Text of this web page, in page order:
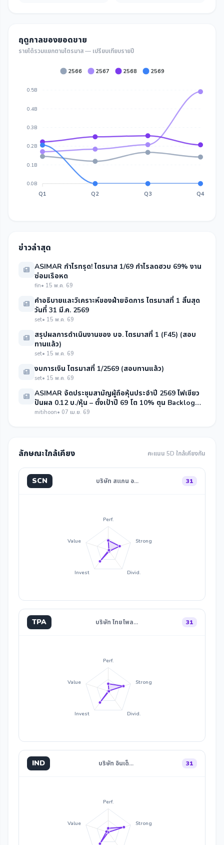
ฤดูกาลของยอดขาย
รายได้รวมแยกตามไตรมาส — เปรียบเทียบรายปี
2566 2567 2568 2569
0.5B
0.4B
0.3B
0.2B
0.1B
0.0B
Q1 Q2 Q3 Q4
ข่าวล่าสุด
ASIMAR กำไรทรุด! ไตรมาส 1/69 กำไรลดฮวบ 69% งาน
ซ่อมเรือหด
fin• 15 พ.ค. 69
คำอธิบายและวิเคราะห์ของฝ่ายจัดการ ไตรมาสที่ 1 สิ้นสุด
วันที่ 31 มี.ค. 2569
set• 15 พ.ค. 69
สรุปผลการดำเนินงานของ บจ. ไตรมาสที่ 1 (F45) (สอบ
ทานแล้ว)
set• 15 พ.ค. 69
งบการเงิน ไตรมาสที่ 1/2569 (สอบทานแล้ว)
set• 15 พ.ค. 69
ASIMAR จัดประชุมสามัญผู้ถือหุ้นประจำปี 2569 ไฟเขียว
ปันผล 0.12 บ./หุ้น – ตั้งเป้าปี 69 โต 10% ตุน Backlog
แน่น 280 ลบ.
mitihoon• 07 เม.ย. 69
ลักษณะใกล้เคียง คะแนน 5D ใกล้เคียงกัน
SCN บริษัท สแกน อ… 31
Perf.
Strong
Divid.
Invest
Value
TPA บริษัท ไทยโพล… 31
Perf.
Strong
Divid.
Invest
Value
IND บริษัท อินเด็… 31
Perf.
Strong
Value